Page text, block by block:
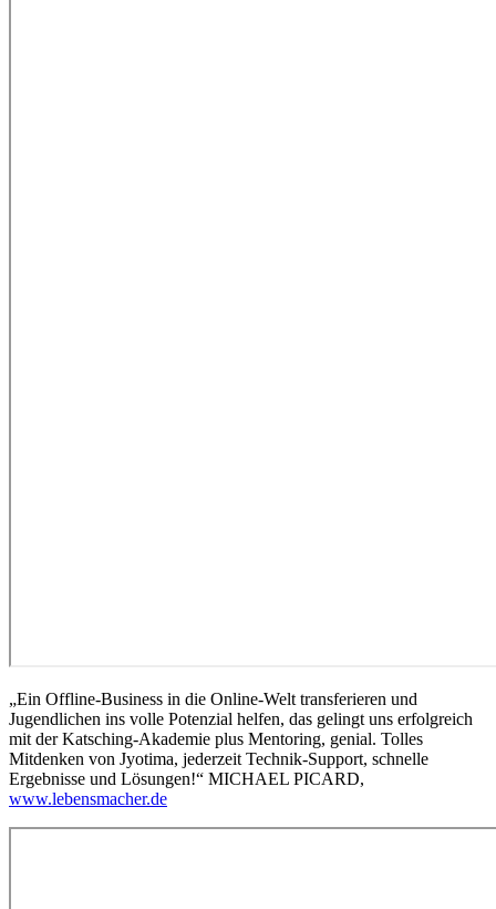
„Ein Offline-Business in die Online-Welt transferieren und
Jugendlichen ins volle Potenzial helfen, das gelingt uns erfolgreich
mit der Katsching-Akademie plus Mentoring, genial. Tolles
Mitdenken von Jyotima, jederzeit Technik-Support, schnelle
Ergebnisse und Lösungen!“ MICHAEL PICARD,
www.lebensmacher.de